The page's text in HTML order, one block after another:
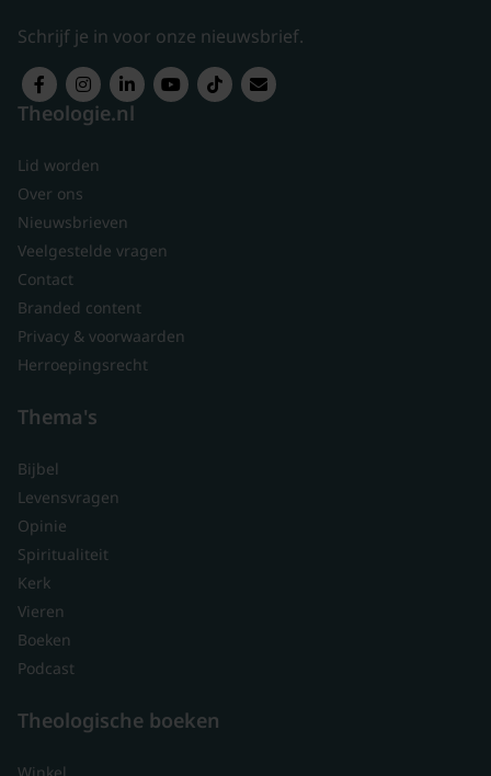
Schrijf je in voor onze nieuwsbrief.
Theologie.nl
Lid worden
Over ons
Nieuwsbrieven
Veelgestelde vragen
Contact
Branded content
Privacy & voorwaarden
Herroepingsrecht
Thema's
Bijbel
Levensvragen
Opinie
Spiritualiteit
Kerk
Vieren
Boeken
Podcast
Theologische boeken